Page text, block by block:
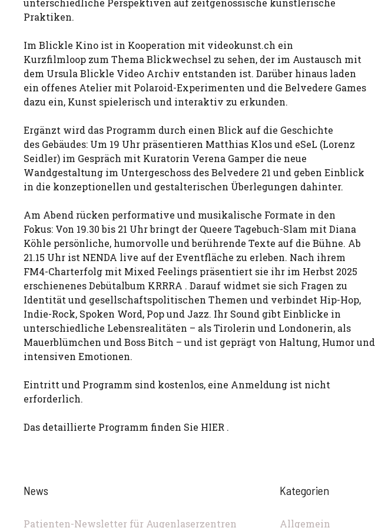
unterschiedliche Perspektiven auf zeitgenössische künstlerische
Praktiken.
Im Blickle Kino ist in Kooperation mit videokunst.ch ein
Kurzfilmloop zum Thema Blickwechsel zu sehen, der im Austausch mit
dem Ursula Blickle Video Archiv entstanden ist. Darüber hinaus laden
ein offenes Atelier mit Polaroid-Experimenten und die Belvedere Games
dazu ein, Kunst spielerisch und interaktiv zu erkunden.
Ergänzt wird das Programm durch einen Blick auf die Geschichte
des Gebäudes: Um 19 Uhr präsentieren Matthias Klos und eSeL (Lorenz
Seidler) im Gespräch mit Kuratorin Verena Gamper die neue
Wandgestaltung im Untergeschoss des Belvedere 21 und geben Einblick
in die konzeptionellen und gestalterischen Überlegungen dahinter.
Am Abend rücken performative und musikalische Formate in den
Fokus: Von 19.30 bis 21 Uhr bringt der Queere Tagebuch-Slam mit Diana
Köhle persönliche, humorvolle und berührende Texte auf die Bühne. Ab
21.15 Uhr ist NENDA live auf der Eventfläche zu erleben. Nach ihrem
FM4-Charterfolg mit Mixed Feelings präsentiert sie ihr im Herbst 2025
erschienenes Debütalbum KRRRA . Darauf widmet sie sich Fragen zu
Identität und gesellschaftspolitischen Themen und verbindet Hip-Hop,
Indie-Rock, Spoken Word, Pop und Jazz. Ihr Sound gibt Einblicke in
unterschiedliche Lebensrealitäten – als Tirolerin und Londonerin, als
Mauerblümchen und Boss Bitch – und ist geprägt von Haltung, Humor und
intensiven Emotionen.
Eintritt und Programm sind kostenlos, eine Anmeldung ist nicht
erforderlich.
Das detaillierte Programm finden Sie HIER .
News
Patienten-Newsletter für Augenlaserzentren
Kategorien
Allgemein